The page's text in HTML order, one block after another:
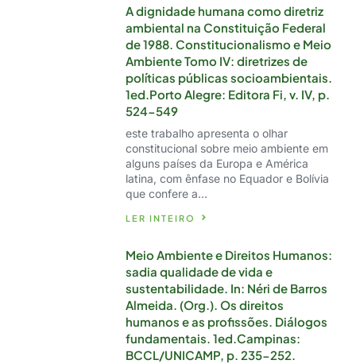
A dignidade humana como diretriz
ambiental na Constituição Federal
de 1988. Constitucionalismo e Meio
Ambiente Tomo IV: diretrizes de
políticas públicas socioambientais.
1ed.Porto Alegre: Editora Fi, v. IV, p.
524-549
este trabalho apresenta o olhar
constitucional sobre meio ambiente em
alguns países da Europa e América
latina, com ênfase no Equador e Bolívia
que confere a…
LER INTEIRO
Meio Ambiente e Direitos Humanos:
sadia qualidade de vida e
sustentabilidade. In: Néri de Barros
Almeida. (Org.). Os direitos
humanos e as profissões. Diálogos
fundamentais. 1ed.Campinas:
BCCL/UNICAMP, p. 235-252.